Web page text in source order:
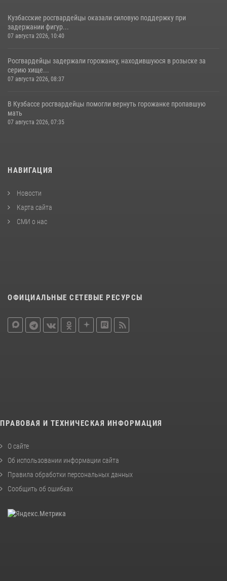
Кузбасские росгвардейцы оказали силовую поддержку при
задержании фигур...
07 августа 2026, 10:40
Росгвардейцы задержали горожанку, находившуюся в розыске за
серию хище...
07 августа 2026, 08:37
В Кузбассе росгвардейцы помогли вернуть горожанке пропавшую
мать
07 августа 2026, 07:35
НАВИГАЦИЯ
Новости
Карта сайта
СМИ о нас
ОФИЦИАЛЬНЫЕ СЕТЕВЫЕ РЕСУРСЫ
ПРАВОВАЯ И ТЕХНИЧЕСКАЯ ИНФОРМАЦИЯ
О сайте
Об использовании информации сайта
Правила обработки персональных данных
Сообщить об ошибках